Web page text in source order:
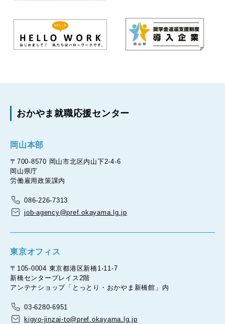
おかやま就職応援センター
岡山本部
〒700-8570 岡山市北区内山下2-4-6
岡山県庁
労働雇用政策課内
086-226-7313
job-agency@pref.okayama.lg.jp
東京オフィス
〒105-0004 東京都港区新橋1-11-7
新橋センタープレイス2階
アンテナショップ「とっとり・おかやま新橋館」内
03-6280-6951
kigyo-jinzai-to@pref.okayama.lg.jp